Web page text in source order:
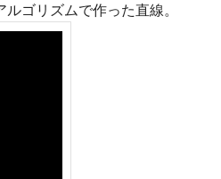
ゴリズムで作った直線。